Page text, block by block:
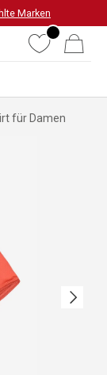
Marken
WunschlisteWarenkorb
für Damen
Nächste